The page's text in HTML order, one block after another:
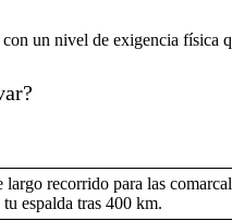
un nivel de exigencia física
recorrido para las
espalda tras 400 km.